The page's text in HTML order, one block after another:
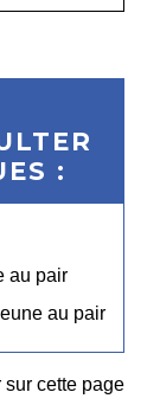
:
au pair
au pair
cette page